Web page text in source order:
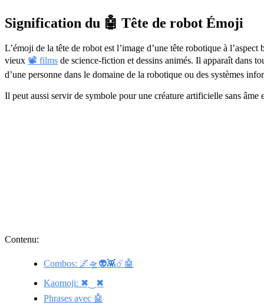
Signification du 🤖 Tête de robot Émoji
L’émoji de la tête de robot est l’image d’une tête robotique à
vieux 📽 films de science-fiction et dessins animés. Il apparaît dans
d’une personne dans le domaine de la robotique ou des systèmes
Il peut aussi servir de symbole pour une créature artificielle sans âme
Contenu:
Combos: 🌌🛸👽👾☄️🤖
Kaomoji: ✖‿✖
Phrases avec 🤖